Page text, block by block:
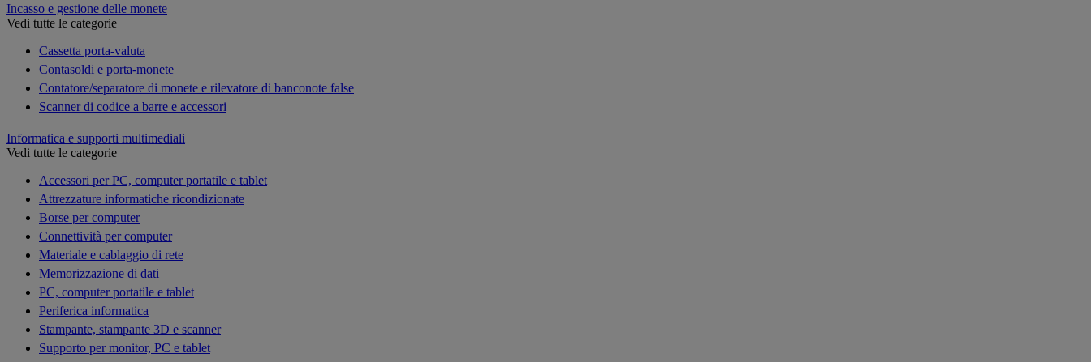
Incasso e gestione delle monete
Vedi tutte le categorie
Cassetta porta-valuta
Contasoldi e porta-monete
Contatore/separatore di monete e rilevatore di banconote false
Scanner di codice a barre e accessori
Informatica e supporti multimediali
Vedi tutte le categorie
Accessori per PC, computer portatile e tablet
Attrezzature informatiche ricondizionate
Borse per computer
Connettività per computer
Materiale e cablaggio di rete
Memorizzazione di dati
PC, computer portatile e tablet
Periferica informatica
Stampante, stampante 3D e scanner
Supporto per monitor, PC e tablet